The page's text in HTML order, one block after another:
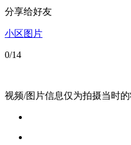
分享给好友
小区图片
0/14
视频/图片信息仅为拍摄当时的